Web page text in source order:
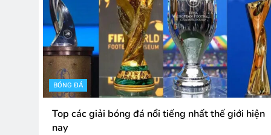
BÓNG ĐÁ
Top các giải bóng đá nổi tiếng nhất thế giới hiện
nay